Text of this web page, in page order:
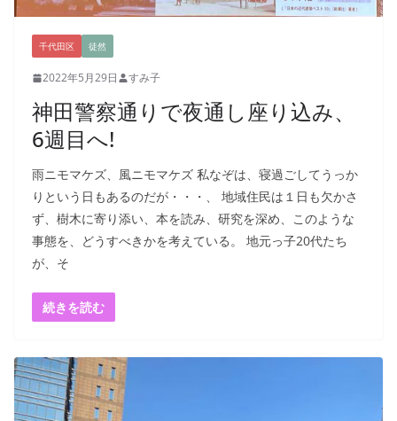
千代田区 徒然
2022年5月29日 すみ子
神田警察通りで夜通し座り込み、
6週目へ!
雨ニモマケズ、風ニモマケズ 私なぞは、寝過ごしてうっか
りという日もあるのだが・・・、 地域住民は１日も欠かさ
ず、樹木に寄り添い、本を読み、研究を深め、このような
事態を、どうすべきかを考えている。 地元っ子20代たち
が、そ
続きを読む